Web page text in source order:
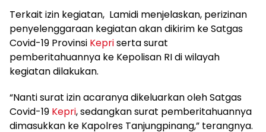
Terkait izin kegiatan, Lamidi menjelaskan, perizinan
penyelenggaraan kegiatan akan dikirim ke Satgas
Covid-19 Provinsi Kepriserta surat
pemberitahuannya ke Kepolisan RI di wilayah
kegiatan dilakukan.
“Nanti surat izin acaranya dikeluarkan oleh Satgas
Covid-19 Kepri, sedangkan surat pemberitahuannya
dimasukkan ke Kapolres Tanjungpinang,” terangnya.